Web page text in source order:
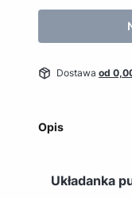
Dostawa od
Opis
Układanka